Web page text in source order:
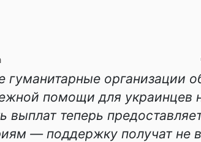
организации
помощи для украинцев
выплат теперь
— поддержку получат не